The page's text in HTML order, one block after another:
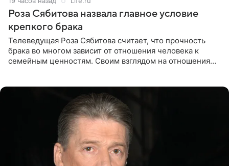
Роза Сябитова назвала главное условие
крепкого брака
Телеведущая Роза Сябитова считает, что прочность
брака во многом зависит от отношения человека к
семейным ценностям. Своим взглядом на отношения